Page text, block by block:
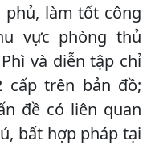
phủ, làm tốt công
vực phòng thủ
và diễn tập chỉ
trên bản đồ;
đề có liên quan
bất hợp pháp tại